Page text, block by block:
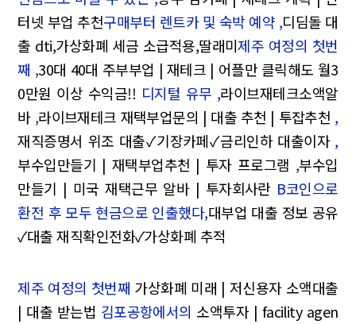
터넷 부업 추천구매부터 렌트카 및 숙박 예약 ,디딤돌 대
출 dti,가상화폐 세금 소급적용,딸래미제주 여정의 첫번
째 ,30대 40대 주부부업 | 재테크 | 어플만 클릭해도 월3
0만원 이상 수익금!! 디지털 유무 ,라이브재테크소액알
바,라이브재테크 재택부업문의 | 대출 추천 | 투잡추천 ,
재직증명서 위조 대출✓기장카페✓금리인하 대출이자,
부수입만들기 | 재택부업추천 | 투자 프로그램 ,부수입
만들기 | 미국 재택근무 알바 | 투자회사란 B코인으로
환전 후 모두 현금으로 인출했다,대부업 대출 정보 공유
✓대출 재직확인전화✓가상화폐 추적
제주 여정의 첫번째 가상화폐 미래 | 저신용자 소액대출
| 대출 받는법 김포공항에서의 소액투자 | facility agen